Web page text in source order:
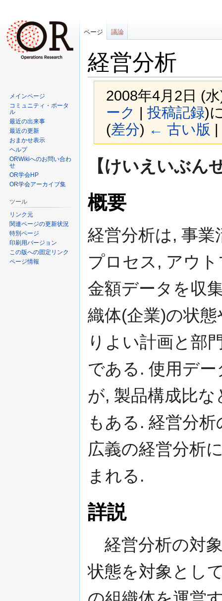
経営分析
2008年4月2日 (
ーク | 投稿記録)
(差分) ← 古い版
シ
ョ
に
移
動
動
【けいえいぶ
概要
経営分析は, 事
プロセス, アウ
金額データを収
織体(企業)の状
りよい計画と部
である. 使用デ
が, 製品構成比
もある. 経営分
広義の経営分析
まれる.
詳説
経営分析の対
状態を対象とし
ページ 議論
メインページ
コミュニティ・ポータ
ル
最近の出来事
最近の更新
おまかせ表示
ヘルプ
ORWikiへのお問い合わ
せ
OR学会HP
OR学会アーカイブ集
ツール
リンク元
関連ページの更新状況
特別ページ
印刷用バージョン
この版への固定リンク
ページ情報